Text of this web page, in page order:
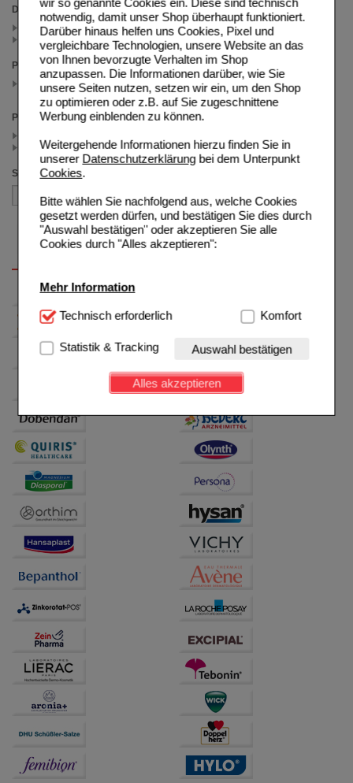
wir so genannte Cookies ein. Diese sind technisch
notwendig, damit unser Shop überhaupt funktioniert.
Darüber hinaus helfen uns Cookies, Pixel und
vergleichbare Technologien, unsere Website an das
von Ihnen bevorzugte Verhalten im Shop
anzupassen. Die Informationen darüber, wie Sie
unsere Seiten nutzen, setzen wir ein, um den Shop
zu optimieren oder z.B. auf Sie zugeschnittene
Werbung einblenden zu können.
Weitergehende Informationen hierzu finden Sie in
unserer Datenschutzerklärungbei dem Unterpunkt
Cookies.
Bitte wählen Sie nachfolgend aus, welche Cookies
gesetzt werden dürfen, und bestätigen Sie dies durch
"Auswahl bestätigen" oder akzeptieren Sie alle
Cookies durch "Alles akzeptieren":
Mehr Information
Technisch Notwendig:Hierbei handelt es sich um
Website notwendig sind (z.B. Navigation, Warenkorb,
Kundenkonto), weshalb auf diese nicht verzichtet
werden kann.
Einkaufserlebnis noch ansprechender zu gestalten,
beispielsweise für die Wiedererkennung des
Besuchers oder unsere Seite an bevorzugte
Verhaltensweisen (z.B. Spracheinstellung)
anzupassen. Komfort-Cookies ermöglichen es uns
auch auf Ihre Bedürfnisse zugeschrittene Inhalte
betreiben.
Statistik & Tracking:
Hierüber lassen sich
Informationen über die Art und Weise der Nutzung
unserer Website sammeln, mit deren Hilfe wir unsere
Website weiter für Sie optimieren können, den Inhalt
auf unserer Website aber auch die Werbung auf
Drittseiten möglichst relevant für Sie zu gestalten.
Bitte beachten Sie, dass Daten hierfür teilweise an
Dritte wie z.B. Google oder soziale Medien
Technisch erforderlich Komfort
Statistik & Tracking Auswahl bestätigen
Alles akzeptieren
Darreichungsform
Creme (3)
Packungsgröße
(auswahl entfernen)
Preis
>= 15.00 (2)
Sortieren nach